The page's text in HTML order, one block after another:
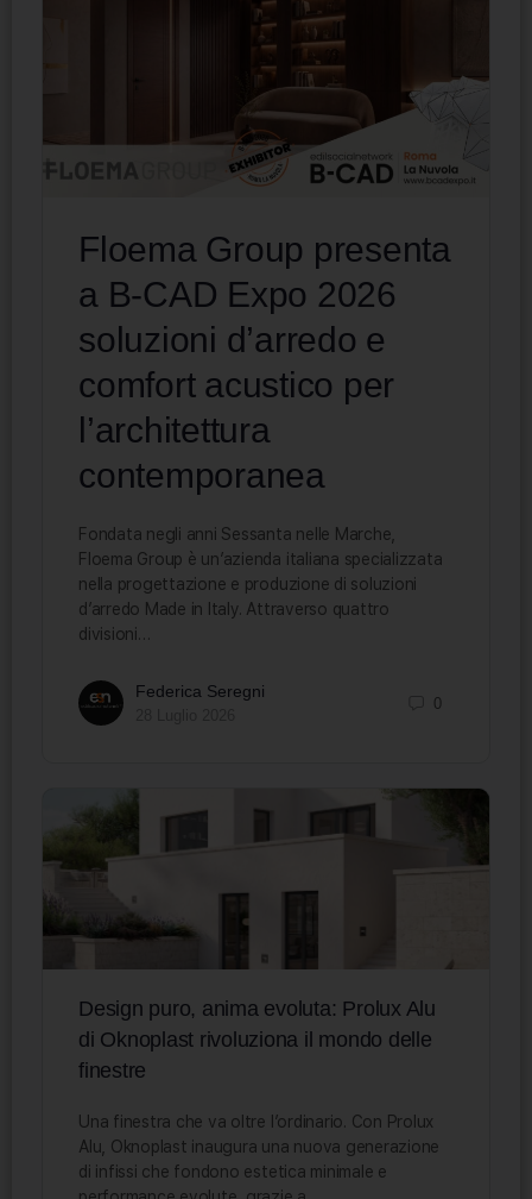
Floema Group presenta
a B-CAD Expo 2026
soluzioni d’arredo e
comfort acustico per
l’architettura
contemporanea
Fondata negli anni Sessanta nelle Marche,
Floema Group è un’azienda italiana specializzata
nella progettazione e produzione di soluzioni
d’arredo Made in Italy. Attraverso quattro
divisioni…
Federica Seregni
0
Design puro, anima evoluta: Prolux Alu
di Oknoplast rivoluziona il mondo delle
finestre
Una finestra che va oltre l’ordinario. Con Prolux
Alu, Oknoplast inaugura una nuova generazione
di infissi che fondono estetica minimale e